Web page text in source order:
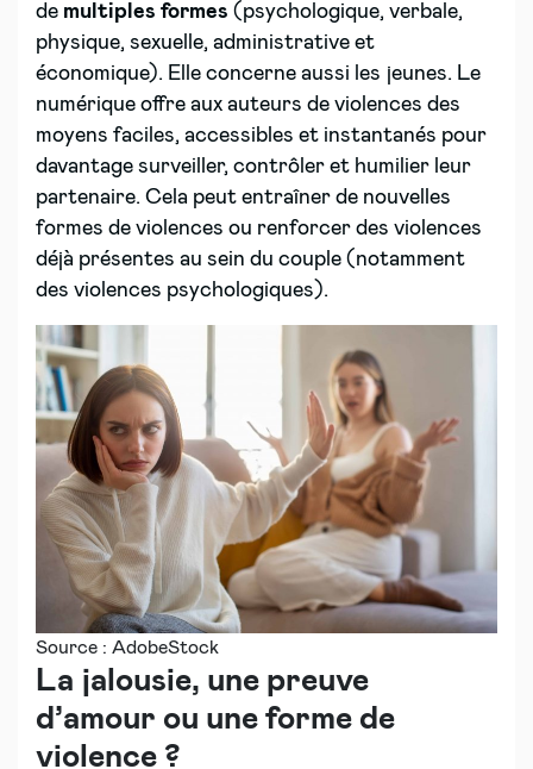
de multiples formes (psychologique, verbale,
physique, sexuelle, administrative et
économique). Elle concerne aussi les jeunes. Le
numérique offre aux auteurs de violences des
moyens faciles, accessibles et instantanés pour
davantage surveiller, contrôler et humilier leur
partenaire. Cela peut entraîner de nouvelles
formes de violences ou renforcer des violences
déjà présentes au sein du couple (notamment
des violences psychologiques).
Source : AdobeStock
La jalousie, une preuve
d’amour ou une forme de
violence ?